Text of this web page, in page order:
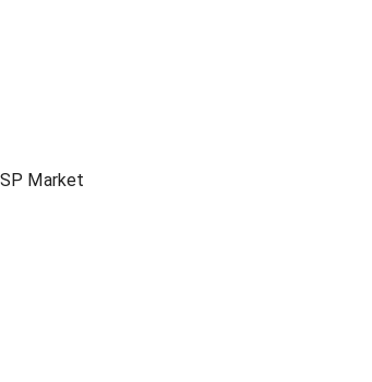
SP Market